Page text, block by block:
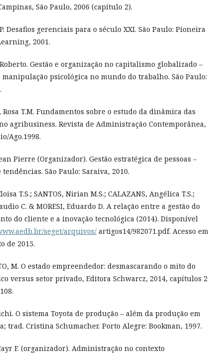
São Paulo, 2006 (capítulo 2).
P. Desafios gerenciais para o século XXI. São Paulo: Pioneira
2001.
Roberto. Gestão e organização no capitalismo globalizado –
psicológica no mundo do trabalho. São Paulo:
Rosa T.M. Fundamentos sobre o estudo da dinâmica das
agribusiness. Revista de Administração Contemporânea,
Ago.1998.
Pierre (Organizador). Gestão estratégica de pessoas –
São Paulo: Saraiva, 2010.
T.S.; SANTOS, Nirian M.S.; CALAZANS, Angélica T.S.;
C. & MORESI, Eduardo D. A relação entre a gestão do
do cliente e a inovação tecnológica (2014). Disponível
seget/arquivos/ artigos14/982071.pdf. Acesso em
de 2015.
M. O estado empreendedor: desmascarando o mito do
versus setor privado, Editora Schwarcz, 2014, capítulos 2
O sistema Toyota de produção – além da produção em
trad. Cristina Schumacher. Porto Alegre: Bookman, 1997.
F. (organizador). Administração no contexto